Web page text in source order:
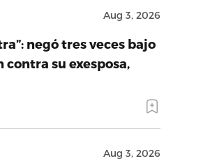
Aug 3, 2026
negó tres veces bajo
su exesposa,
Aug 3, 2026